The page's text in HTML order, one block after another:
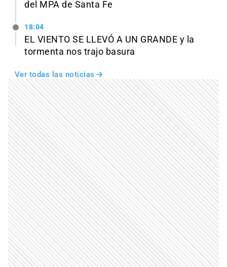
del MPA de Santa Fe
18:04
EL VIENTO SE LLEVÓ A UN GRANDE y la
tormenta nos trajo basura
Ver todas las noticias